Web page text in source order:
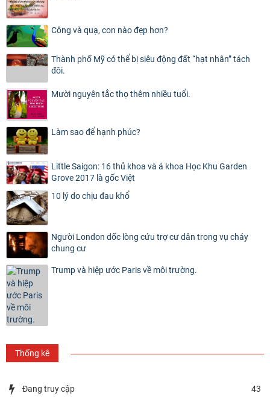
Công và quạ, con nào đẹp hơn?
Thành phố Mỹ có thể bị siêu động đất “hạt nhân” tách
đôi.
Mười nguyên tắc thọ thêm nhiều tuổi.
Làm sao để hạnh phúc?
Little Saigon: 16 thủ khoa và á khoa Học Khu Garden
Grove 2017 là gốc Việt
10 lý do chịu đau khổ
Người London dốc lòng cứu trợ cư dân trong vụ cháy
chung cư
Trump và hiệp ước Paris về môi trường.
Thống kê
Đang truy cập 43